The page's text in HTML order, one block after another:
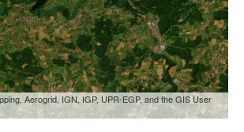
Aerogrid, IGN, IGP, UPR-EGP, and the GIS User